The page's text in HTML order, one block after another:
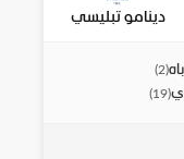
دينامو تبليسي
(
2
)
(
19
)